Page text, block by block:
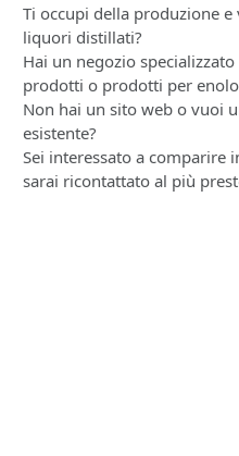
Ti occupi della produzione
liquori distillati?
Hai un negozio
prodotti o prodotti per
Non hai un sito web o vuoi
esistente?
Sei interessato a comparire
sarai ricontattato al più